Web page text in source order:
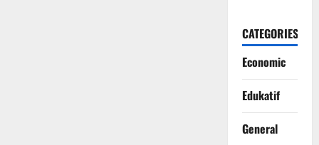
CATEGORIES
Economic
Edukatif
General